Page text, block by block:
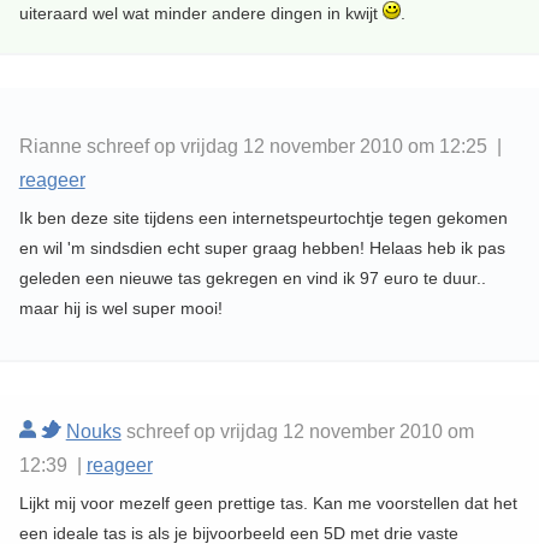
uiteraard wel wat minder andere dingen in kwijt
.
Rianne schreef op vrijdag 12 november 2010 om 12:25 |
reageer
Ik ben deze site tijdens een internetspeurtochtje tegen gekomen
en wil 'm sindsdien echt super graag hebben! Helaas heb ik pas
geleden een nieuwe tas gekregen en vind ik 97 euro te duur..
maar hij is wel super mooi!
Nouksschreef op vrijdag 12 november 2010 om
12:39 | reageer
Lijkt mij voor mezelf geen prettige tas. Kan me voorstellen dat het
een ideale tas is als je bijvoorbeeld een 5D met drie vaste